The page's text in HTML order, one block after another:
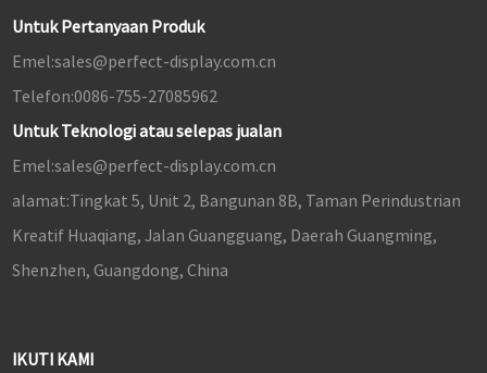
Untuk Pertanyaan Produk
Emel:sales@perfect-display.com.cn
Telefon:0086-755-27085962
Untuk Teknologi atau selepas jualan
Emel:sales@perfect-display.com.cn
alamat:Tingkat 5, Unit 2, Bangunan 8B, Taman Perindustrian
Kreatif Huaqiang, Jalan Guangguang, Daerah Guangming,
Shenzhen, Guangdong, China
IKUTI KAMI